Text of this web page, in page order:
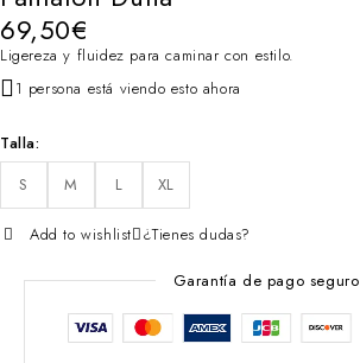
69,50€
Ligereza y fluidez para caminar con estilo.
1 persona está viendo esto ahora
Talla
S
M L XL
Add to wishlist ¿Tienes dudas?
Garantía de pago seguro